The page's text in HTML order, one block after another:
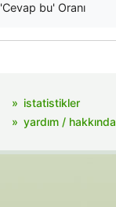
'Cevap bu' Oranı
istatistikler
yardım / hakkında